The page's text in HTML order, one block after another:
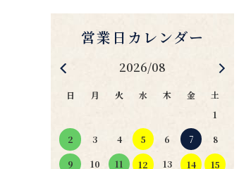
2026/08
日 月 火 水 木 金
土
1
2 3 4 5 6 7 8
9 10 11 12 13 14 15